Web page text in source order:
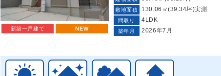
新築一戸建て NEW
敷地面積 130.06㎡(39.34坪)実測
間取り 4LDK
築年月 2026年7月